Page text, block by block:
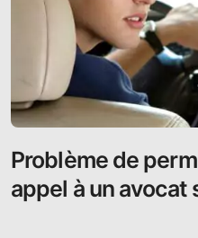
Problème de
appel à un avocat